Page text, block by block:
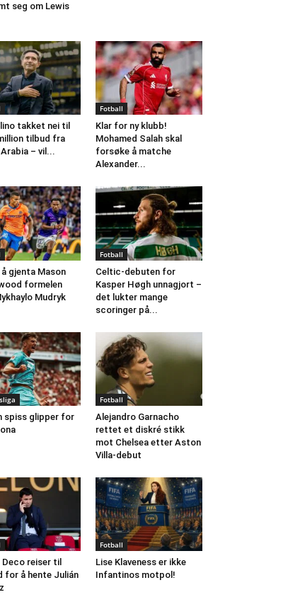
seg om Lewis
takket nei til
tilbud fra
– vil...
Fotball
Klar for ny klubb!
Mohamed Salah skal
forsøke å matche
Alexander...
gjenta Mason
formelen
Mudryk
Fotball
Celtic-debuten for
Kasper Høgh unnagjort –
det lukter mange
scoringer på...
spiss glipper for
Fotball
Alejandro Garnacho
rettet et diskré stikk
mot Chelsea etter Aston
Villa-debut
reiser til
for å hente Julián
Fotball
Lise Klaveness er ikke
Infantinos motpol!